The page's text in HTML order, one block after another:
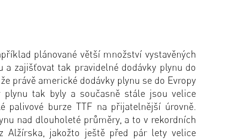
plánované větší množství vystavěných
zajišťovat tak pravidelné dodávky plynu do
právě americké dodávky plynu se do Evropy
plynu tak byly a současně stále jsou velice
palivové burze TTF na přijatelnější úrovně.
nad dlouholeté průměry, a to v rekordních
Alžírska, jakožto ještě před pár lety velice